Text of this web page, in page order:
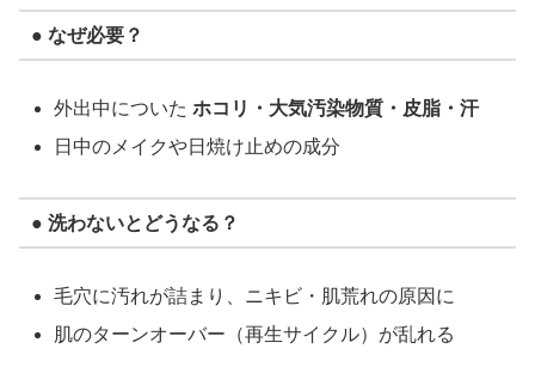
● なぜ必要？
外出中についたホコリ・大気汚染物質・皮脂・汗
日中のメイクや日焼け止めの成分
● 洗わないとどうなる？
毛穴に汚れが詰まり、ニキビ・肌荒れの原因に
肌のターンオーバー（再生サイクル）が乱れる